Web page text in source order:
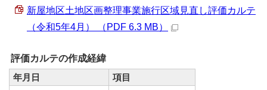
新屋地区土地区画整理事業施行区域見直し評価カルテ
（令和5年4月） （PDF 6.3 MB）
評価カルテの作成経緯
年月日
項目